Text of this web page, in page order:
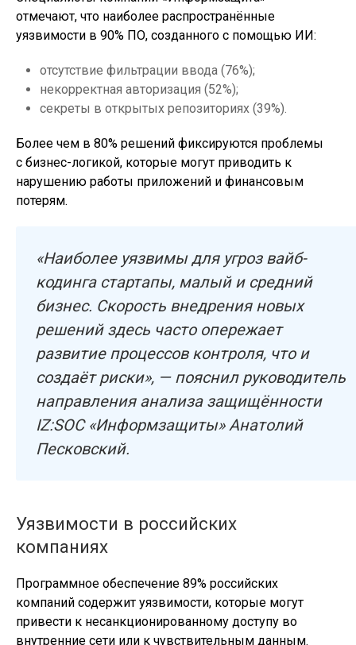
отмечают, что наиболее распространённые
уязвимости в 90% ПО, созданного с помощью ИИ:
отсутствие фильтрации ввода (76%);
некорректная авторизация (52%);
секреты в открытых репозиториях (39%).
Более чем в 80% решений фиксируются проблемы
с бизнес-логикой, которые могут приводить к
нарушению работы приложений и финансовым
потерям.
«Наиболее уязвимы для угроз вайб-
кодинга стартапы, малый и средний
бизнес. Скорость внедрения новых
решений здесь часто опережает
развитие процессов контроля, что и
создаёт риски», — пояснил руководитель
направления анализа защищённости
IZ:SOC «Информзащиты» Анатолий
Песковский.
Уязвимости в российских
компаниях
Программное обеспечение 89% российских
компаний содержит уязвимости, которые могут
привести к несанкционированному доступу во
внутренние сети или к чувствительным данным.